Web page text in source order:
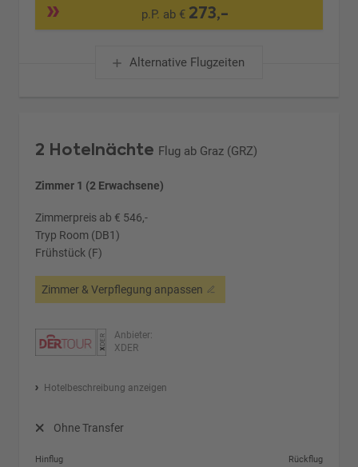
p.P. ab € 273,-
Alternative Flugzeiten
2 Hotelnächte Flug ab Graz (GRZ)
Zimmer 1 (2 Erwachsene)
Zimmerpreis ab € 546,-
Tryp Room (DB1)
Frühstück (F)
Zimmer & Verpflegung anpassen
Anbieter:
XDER
Hotelbeschreibung anzeigen
Ohne Transfer
Hinflug
Rückflug